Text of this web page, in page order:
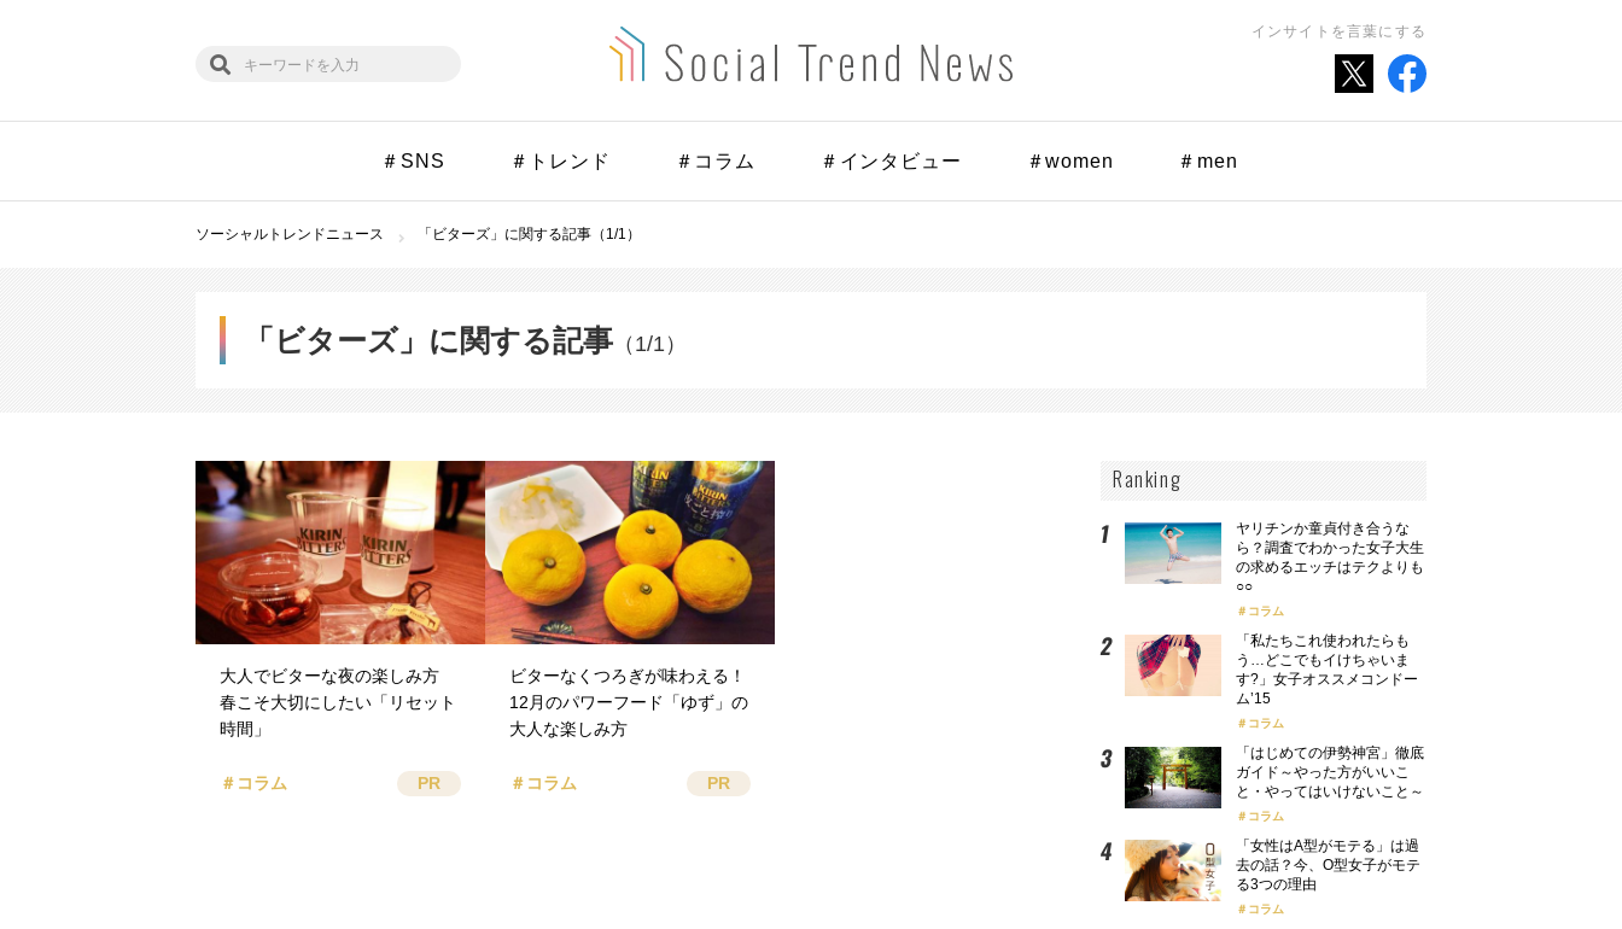
インサイトを言葉にする
＃SNS ＃トレンド ＃コラム ＃インタビュー ＃women ＃men
ソーシャルトレンドニュース 「ビターズ」に関する記事（1/1）
「ビターズ」に関する記事 （1/1）
大人でビターな夜の楽しみ方
春こそ大切にしたい「リセット
時間」
＃コラム PR
ビターなくつろぎが味わえる！
12月のパワーフード「ゆず」の
大人な楽しみ方
＃コラム PR
Ranking
ヤリチンか童貞付き合うな
ら？調査でわかった女子大生
の求めるエッチはテクよりも
○○
コラム
「私たちこれ使われたらも
う…どこでもイけちゃいま
す?」女子オススメコンドー
ム’15
コラム
「はじめての伊勢神宮」徹底
ガイド～やった方がいいこ
と・やってはいけないこと～
コラム
「女性はA型がモテる」は過
去の話？今、O型女子がモテ
る3つの理由
コラム